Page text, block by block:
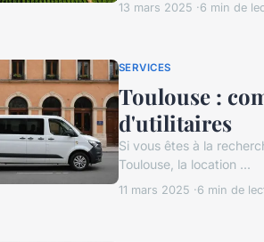
13 mars 2025 6 min de
SERVICES
Toulouse :
d'utilitaires
Si vous êtes à la
Toulouse, la location ...
11 mars 2025 6 min de